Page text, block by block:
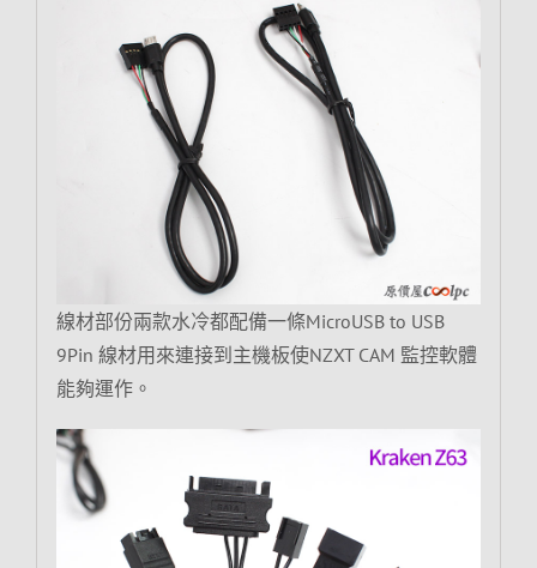
線材部份兩款水冷都配備一條MicroUSB to USB
9Pin 線材用來連接到主機板使NZXT CAM 監控軟體
能夠運作。